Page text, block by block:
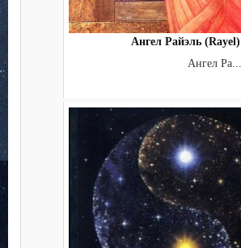
Ангел Райэль (Rayel)
Ангел Ра...